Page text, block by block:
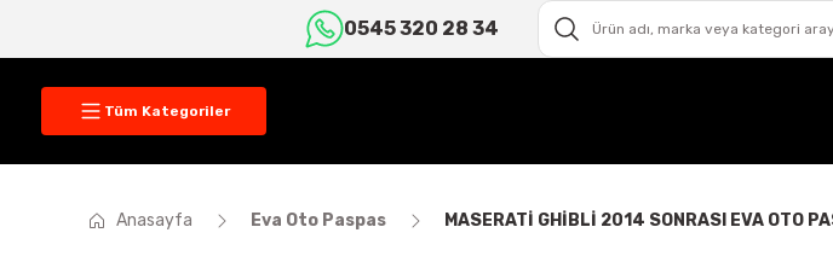
0545 320 28 34
Tüm Kategoriler
Anasayfa Eva Oto Paspas MASERATİ GHİBLİ 2014 SONRASI EVA OTO